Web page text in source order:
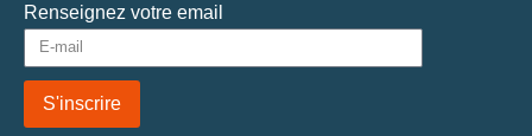
Renseignez votre email
S'inscrire